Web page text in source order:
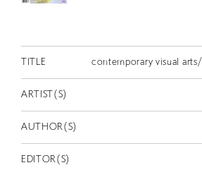
JP
EN
TITLE contemporary visual arts/
ARTIST(S)
AUTHOR(S)
EDITOR(S)